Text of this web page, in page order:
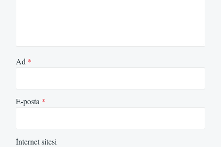
Ad *
E-posta *
İnternet sitesi